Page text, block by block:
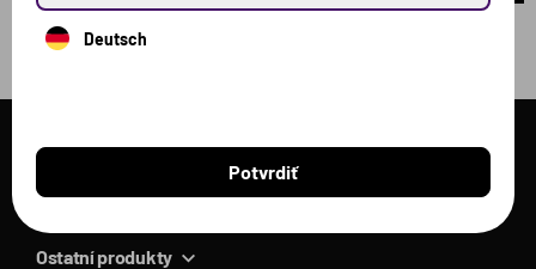
Voxberg
Proteíny
Ostatní produkty
Deutsch
Potvrdiť